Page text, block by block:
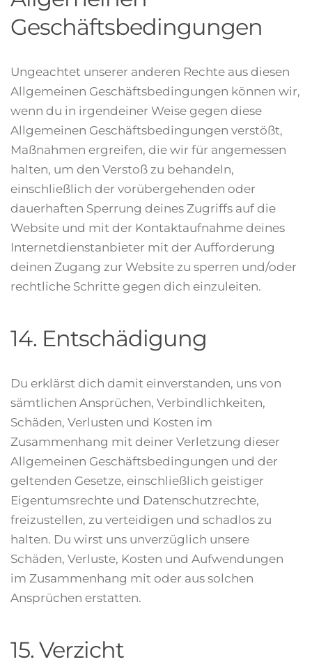
Geschäftsbedingungen
Ungeachtet unserer anderen Rechte aus diesen
Allgemeinen Geschäftsbedingungen können wir,
wenn du in irgendeiner Weise gegen diese
Allgemeinen Geschäftsbedingungen verstößt,
Maßnahmen ergreifen, die wir für angemessen
halten, um den Verstoß zu behandeln,
einschließlich der vorübergehenden oder
dauerhaften Sperrung deines Zugriffs auf die
Website und mit der Kontaktaufnahme deines
Internetdienstanbieter mit der Aufforderung
deinen Zugang zur Website zu sperren und/oder
rechtliche Schritte gegen dich einzuleiten.
14. Entschädigung
Du erklärst dich damit einverstanden, uns von
sämtlichen Ansprüchen, Verbindlichkeiten,
Schäden, Verlusten und Kosten im
Zusammenhang mit deiner Verletzung dieser
Allgemeinen Geschäftsbedingungen und der
geltenden Gesetze, einschließlich geistiger
Eigentumsrechte und Datenschutzrechte,
freizustellen, zu verteidigen und schadlos zu
halten. Du wirst uns unverzüglich unsere
Schäden, Verluste, Kosten und Aufwendungen
im Zusammenhang mit oder aus solchen
Ansprüchen erstatten.
15. Verzicht